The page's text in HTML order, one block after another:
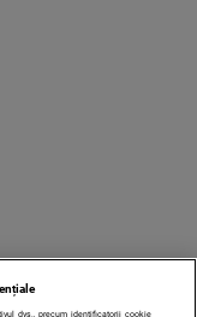
dvs., precum identificatorii cookie